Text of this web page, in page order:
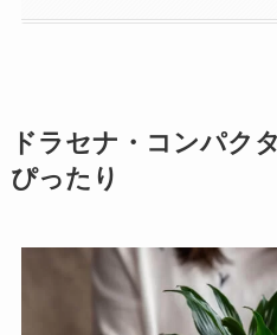
ドラセナ・コンパク
ぴったり